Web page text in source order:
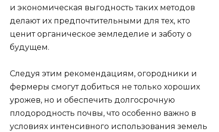
и экономическая выгодность таких методов
делают их предпочтительными для тех, кто
ценит органическое земледелие и заботу о
будущем.
Следуя этим рекомендациям, огородники и
фермеры смогут добиться не только хороших
урожев, но и обеспечить долгосрочную
плодородность почвы, что особенно важно в
условиях интенсивного использования земель